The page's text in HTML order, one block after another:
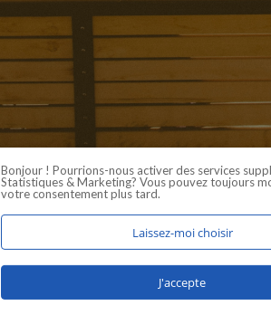
Bonjour ! Pourrions-nous activer des services
Statistiques & Marketing? Vous pouvez toujours
votre consentement plus tard.
Laissez-moi choisir
J'accepte